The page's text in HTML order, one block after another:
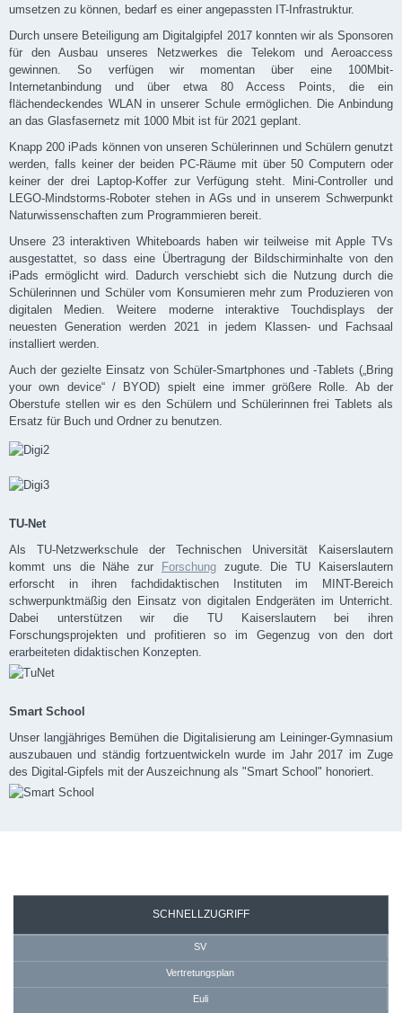
umsetzen zu können, bedarf es einer angepassten IT-Infrastruktur.
Durch unsere Beteiligung am Digitalgipfel 2017 konnten wir als Sponsoren
für den Ausbau unseres Netzwerkes die Telekom und Aeroaccess
gewinnen. So verfügen wir momentan über eine 100Mbit-
Internetanbindung und über etwa 80 Access Points, die ein
flächendeckendes WLAN in unserer Schule ermöglichen. Die Anbindung
an das Glasfasernetz mit 1000 Mbit ist für 2021 geplant.
Knapp 200 iPads können von unseren Schülerinnen und Schülern genutzt
werden, falls keiner der beiden PC-Räume mit über 50 Computern oder
keiner der drei Laptop-Koffer zur Verfügung steht. Mini-Controller und
LEGO-Mindstorms-Roboter stehen in AGs und in unserem Schwerpunkt
Naturwissenschaften zum Programmieren bereit.
Unsere 23 interaktiven Whiteboards haben wir teilweise mit Apple TVs
ausgestattet, so dass eine Übertragung der Bildschirminhalte von den
iPads ermöglicht wird. Dadurch verschiebt sich die Nutzung durch die
Schülerinnen und Schüler vom Konsumieren mehr zum Produzieren von
digitalen Medien. Weitere moderne interaktive Touchdisplays der
neuesten Generation werden 2021 in jedem Klassen- und Fachsaal
installiert werden.
Auch der gezielte Einsatz von Schüler-Smartphones und -Tablets („Bring
your own device“ / BYOD) spielt eine immer größere Rolle. Ab der
Oberstufe stellen wir es den Schülern und Schülerinnen frei Tablets als
Ersatz für Buch und Ordner zu benutzen.
TU-Net
Als TU-Netzwerkschule der Technischen Universität Kaiserslautern
kommt uns die Nähe zur
Forschungzugute. Die TU Kaiserslautern
erforscht in ihren fachdidaktischen Instituten im MINT-Bereich
schwerpunktmäßig den Einsatz von digitalen Endgeräten im Unterricht.
Dabei unterstützen wir die TU Kaiserslautern bei ihren
Forschungsprojekten und profitieren so im Gegenzug von den dort
erarbeiteten didaktischen Konzepten.
Smart School
Unser langjähriges Bemühen die Digitalisierung am Leininger-Gymnasium
auszubauen und ständig fortzuentwickeln wurde im Jahr 2017 im Zuge
des Digital-Gipfels mit der Auszeichnung als "Smart School" honoriert.
SCHNELLZUGRIFF
SV
Vertretungsplan
Euli